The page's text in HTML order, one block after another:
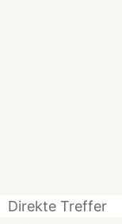
Direkte Treffer